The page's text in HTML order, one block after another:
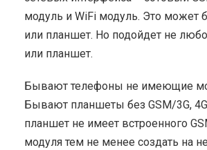
модуль и WiFi модуль. Это может
или планшет. Но подойдет не
или планшет.
Бывают телефоны не имеющие
Бывают планшеты без GSM/3G,
планшет не имеет встроенного
модуля тем не менее создать на